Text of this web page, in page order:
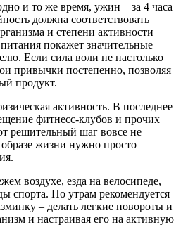
и то же время, ужин – за 4 часа
должна соответствовать
и степени активности
покажет значительные
Если сила воли не настолько
привычки постепенно, позволяя
продукт.
активность. В последнее
фитнесс-клубов и прочих
решительный шаг вовсе не
жизни нужно просто
воздухе, езда на велосипеде,
спорта. По утрам рекомендуется
– делать легкие повороты и
и настраивая его на активную